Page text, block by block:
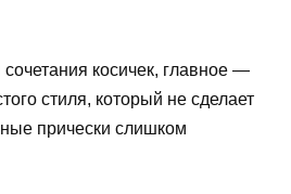
косичек, главное —
стиля, который не сделает
прически слишком